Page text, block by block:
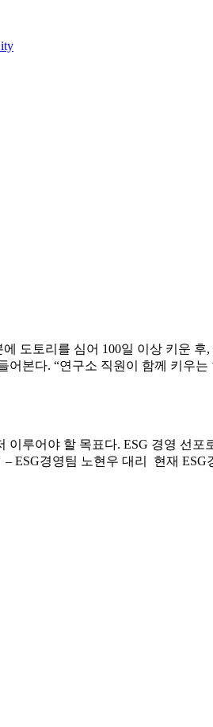
도토리를 심어 100일 이상 키운
본다. “연구소 직원이 함께 키우
루어야 할 목표다. ESG 경영 선포
ESG경영팀 노현우 대리 현재